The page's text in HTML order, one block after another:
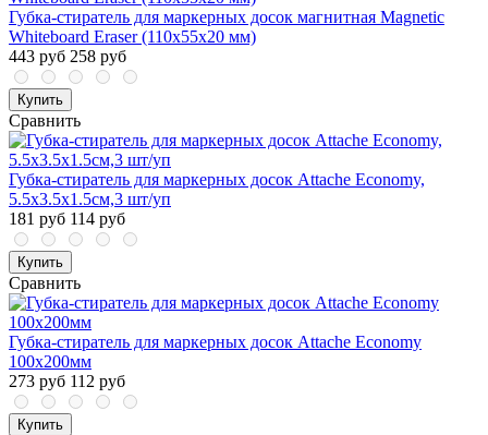
Губка-стиратель для маркерных досок магнитная Magnetic
Whiteboard Eraser (110x55x20 мм)
443 руб 258 руб
Купить
Сравнить
Губка-стиратель для маркерных досок Attache Economy,
5.5x3.5x1.5cм,3 шт/уп
181 руб 114 руб
Купить
Сравнить
Губка-стиратель для маркерных досок Attache Economy
100х200мм
273 руб 112 руб
Купить